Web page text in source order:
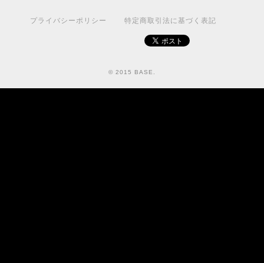
プライバシーポリシー 特定商取引法に基づく表記
© 2015 BASE.